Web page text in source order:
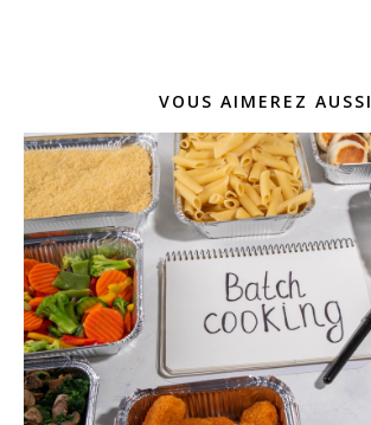
VOUS AIMEREZ AUSSI